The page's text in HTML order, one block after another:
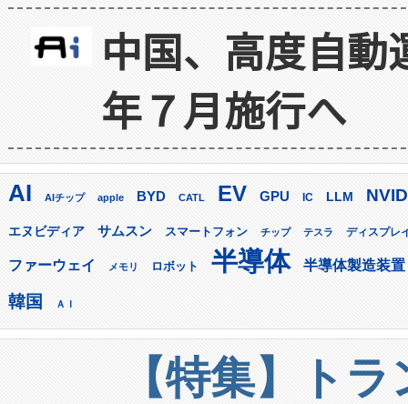
中国、高度自
年７月施行へ
AI AIチップ apple BYD CATL EV GPU IC LLM
エヌビディア サムスン スマートフォン チップ テスラ ディスプレ
ファーウェイ メモリ ロボット 半導体 半導体製造装置
韓国 ＡＩ
【特集】ト